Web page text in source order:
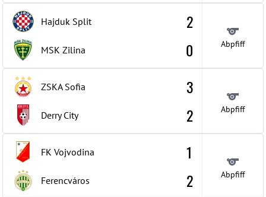
Hajduk Split
MSK Zilina
2
0
Abpfiff
ZSKA Sofia
Derry City
3
2
Abpfiff
FK Vojvodina
Ferencváros
1
2
Abpfiff